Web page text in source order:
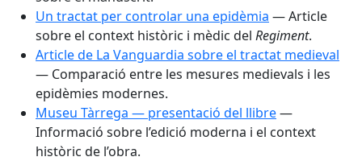
Un tractat per controlar una epidèmia — Article
sobre el context històric i mèdic del Regiment.
Article de La Vanguardia sobre el tractat medieval
— Comparació entre les mesures medievals i les
epidèmies modernes.
Museu Tàrrega — presentació del llibre—
Informació sobre l’edició moderna i el context
històric de l’obra.